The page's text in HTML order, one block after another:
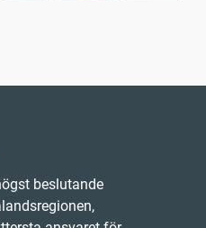
beslutande